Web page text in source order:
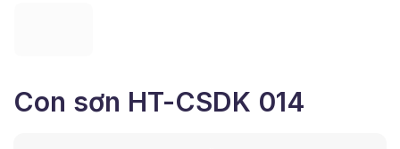
Con sơn HT-CSDK 014